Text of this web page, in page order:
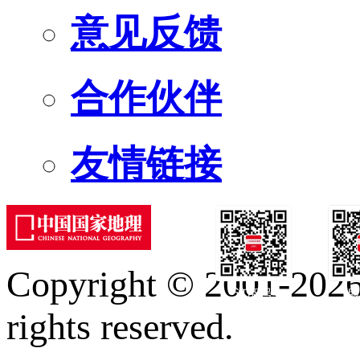
意见反馈
合作伙伴
友情链接
订阅号
Copyright © 2001-
rights reserved.